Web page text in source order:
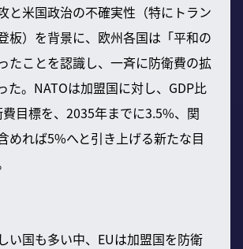
と米国政治の不確実性（特にトラン
板）を背景に、欧州各国は「平和の
たことを認識し、一斉に防衛費の拡
た。NATOは加盟国に対し、GDP比
目標を、2035年までに3.5%、関
めれば5%へと引き上げる新たな目
い国も多い中、EUは加盟国を防衛